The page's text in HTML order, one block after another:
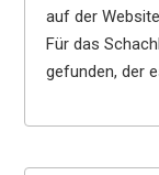
auf der
Für das
gefunden, der